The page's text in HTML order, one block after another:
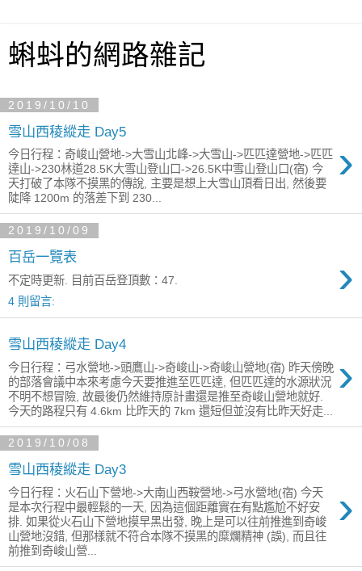
蝌蚪的網路雜記
2019/10/10
雪山西稜縱走 Day5
›
今日行程：奇峻山營地->大雪山北峰->大雪山->匹匹達營地->匹匹
達山->230林道28.5K大雪山登山口->26.5K中雪山登山口(宿) 今
天打破了本隊不摸黑的傳說, 主要是想上大雪山頂看日出, 然後要
陡降 1200m 的落差下到 230...
2019/10/09
百岳一覽表 ›
不定時更新. 目前百岳登頂數：47.
4 則留言:
雪山西稜縱走 Day4
›
今日行程：弓水營地->頭鷹山->奇峻山->奇峻山營地(宿) 昨天傍晚
的部落會議中本來考慮今天要推進至匹匹達, 但匹匹達的水源狀況
不明不想冒險, 故最後仍然維持原計畫還是推至奇峻山營地就好.
今天的路程只有 4.6km 比昨天的 7km 還短但並沒有比昨天好走...
2019/10/08
雪山西稜縱走 Day3
›
今日行程：火石山下營地->大南山西鞍營地->弓水營地(宿) 今天
是本次行程中最輕鬆的一天, 因為這個距離實在有點尷尬不好安
排. 如果從火石山下營地摸早黑出發, 晚上是可以往前推進到奇峻
山營地沒錯, 但那樣就不符合本隊不摸黑的糜爛精神 (誤), 而且往
前推到奇峻山營...